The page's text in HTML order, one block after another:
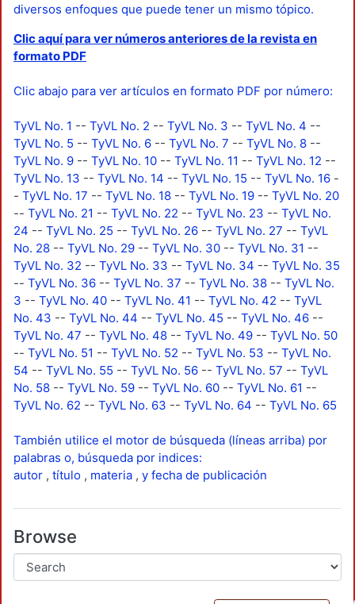
diversos enfoques que puede tener un mismo tópico.
Clic aquí para ver números anteriores de la revista en
formato PDF
Clic abajo para ver artículos en formato PDF por número:
TyVL No. 1 -- TyVL No. 2 -- TyVL No. 3 -- TyVL No. 4 --
TyVL No. 5 -- TyVL No. 6 -- TyVL No. 7 -- TyVL No. 8 --
TyVL No. 9 -- TyVL No. 10 -- TyVL No. 11 -- TyVL No. 12 --
TyVL No. 13 -- TyVL No. 14 -- TyVL No. 15 -- TyVL No. 16 -
- TyVL No. 17 -- TyVL No. 18 -- TyVL No. 19 -- TyVL No. 20
-- TyVL No. 21 -- TyVL No. 22 -- TyVL No. 23 -- TyVL No.
24 -- TyVL No. 25 -- TyVL No. 26 -- TyVL No. 27 -- TyVL
No. 28 -- TyVL No. 29 -- TyVL No. 30 -- TyVL No. 31 --
TyVL No. 32 -- TyVL No. 33 -- TyVL No. 34 -- TyVL No. 35
-- TyVL No. 36 -- TyVL No. 37 -- TyVL No. 38 -- TyVL No.
3 -- TyVL No. 40 -- TyVL No. 41 -- TyVL No. 42 -- TyVL
No. 43 -- TyVL No. 44 -- TyVL No. 45 -- TyVL No. 46 --
TyVL No. 47 -- TyVL No. 48 -- TyVL No. 49 -- TyVL No. 50
-- TyVL No. 51 -- TyVL No. 52 -- TyVL No. 53 -- TyVL No.
54 -- TyVL No. 55 -- TyVL No. 56 -- TyVL No. 57 -- TyVL
No. 58 -- TyVL No. 59 -- TyVL No. 60 -- TyVL No. 61 --
TyVL No. 62 -- TyVL No. 63 -- TyVL No. 64 -- TyVL No. 65
También utilice el motor de búsqueda (líneas arriba) por
palabras o, búsqueda por indices:
autor , título , materia , y fecha de publicación
Browse